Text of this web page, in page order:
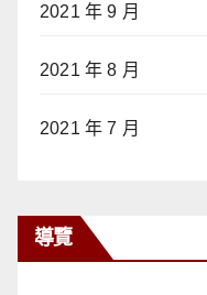
2021 年 9 月
2021 年 8 月
2021 年 7 月
導覽